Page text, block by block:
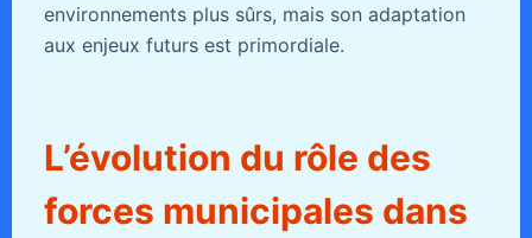
environnements plus sûrs, mais son adaptation
aux enjeux futurs est primordiale.
L’évolution du rôle des
forces municipales dans